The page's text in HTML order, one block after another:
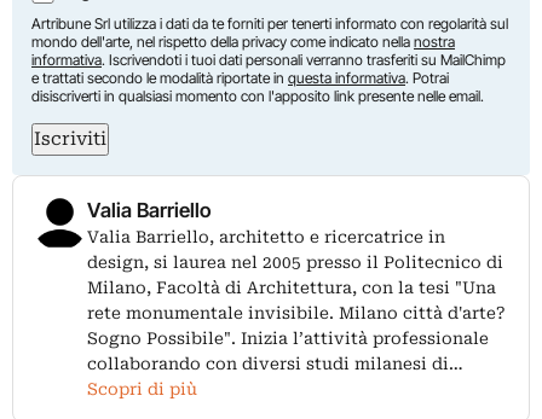
Artribune Srl utilizza i dati da te forniti per tenerti informato con regolarità sul
mondo dell'arte, nel rispetto della privacy come indicato nella nostra
informativa. Iscrivendoti i tuoi dati personali verranno trasferiti su MailChimp
e trattati secondo le modalità riportate in questa informativa. Potrai
disiscriverti in qualsiasi momento con l'apposito link presente nelle email.
Iscriviti
Valia Barriello
Valia Barriello, architetto e ricercatrice in
design, si laurea nel 2005 presso il Politecnico di
Milano, Facoltà di Architettura, con la tesi "Una
rete monumentale invisibile. Milano città d'arte?
Sogno Possibile". Inizia l’attività professionale
collaborando con diversi studi milanesi di…
Scopri di più